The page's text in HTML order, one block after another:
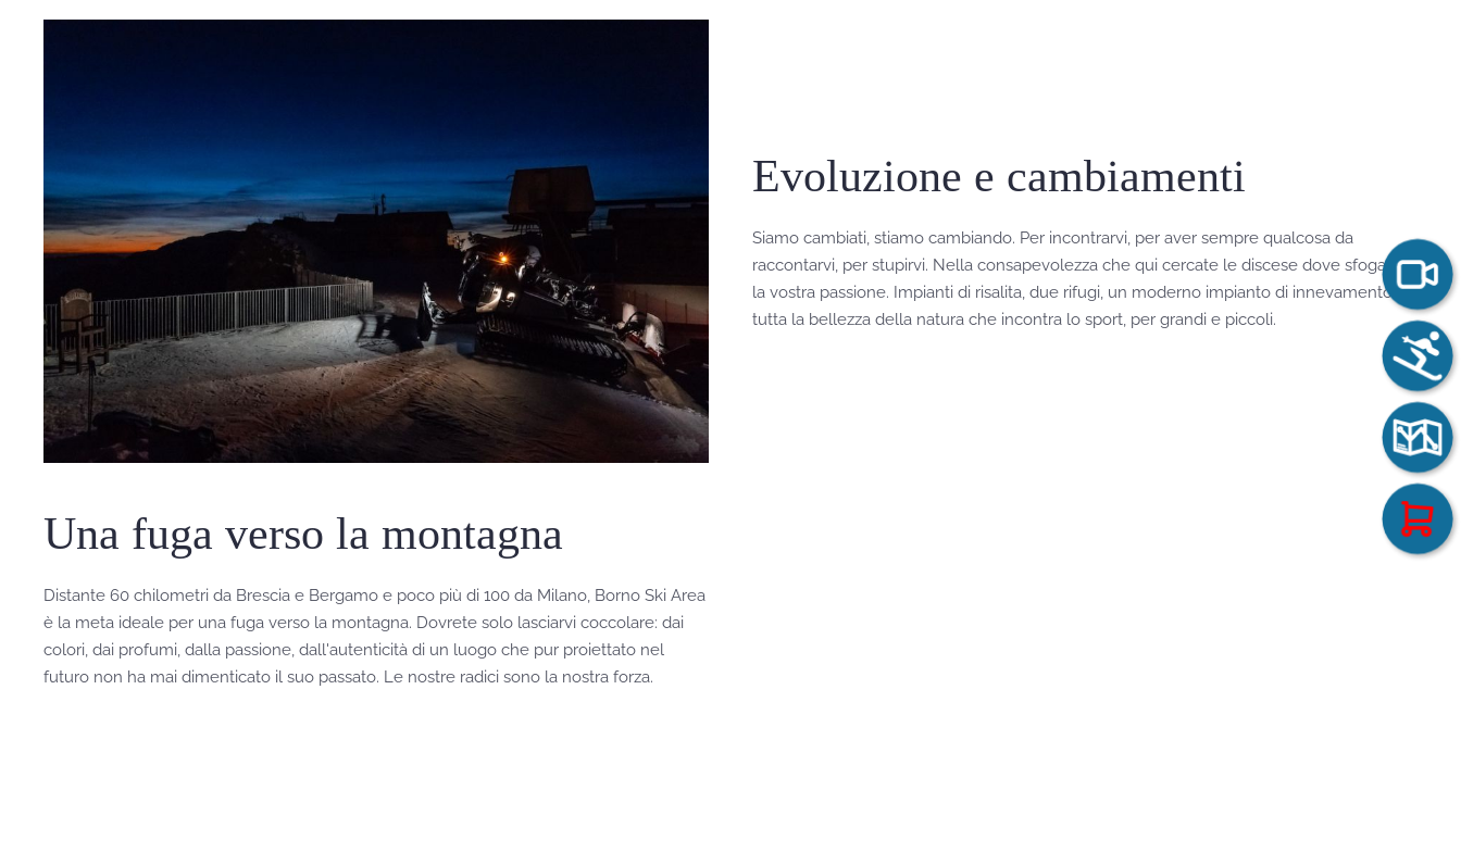
Evoluzione e cambiamenti
Siamo cambiati, stiamo cambiando. Per incontrarvi, per aver sempre qualcosa da
raccontarvi, per stupirvi. Nella consapevolezza che qui cercate le discese dove sfogare
la vostra passione. Impianti di risalita, due rifugi, un moderno impianto di innevamento e
tutta la bellezza della natura che incontra lo sport, per grandi e piccoli.
Una fuga verso la montagna
Distante 60 chilometri da Brescia e Bergamo e poco più di 100 da Milano, Borno Ski Area
è la meta ideale per una fuga verso la montagna. Dovrete solo lasciarvi coccolare: dai
colori, dai profumi, dalla passione, dall'autenticità di un luogo che pur proiettato nel
futuro non ha mai dimenticato il suo passato. Le nostre radici sono la nostra forza.